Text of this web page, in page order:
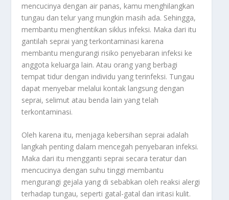
mencucinya dengan air panas, kamu menghilangkan
tungau dan telur yang mungkin masih ada. Sehingga,
membantu menghentikan siklus infeksi. Maka dari itu
gantilah seprai yang terkontaminasi karena
membantu mengurangi risiko penyebaran infeksi ke
anggota keluarga lain. Atau orang yang berbagi
tempat tidur dengan individu yang terinfeksi. Tungau
dapat menyebar melalui kontak langsung dengan
seprai, selimut atau benda lain yang telah
terkontaminasi.
Oleh karena itu, menjaga kebersihan seprai adalah
langkah penting dalam mencegah penyebaran infeksi.
Maka dari itu mengganti seprai secara teratur dan
mencucinya dengan suhu tinggi membantu
mengurangi gejala yang di sebabkan oleh reaksi alergi
terhadap tungau, seperti gatal-gatal dan iritasi kulit.